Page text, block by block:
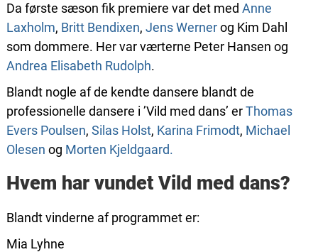
Da første sæson fik premiere var det med Anne
Laxholm, Britt Bendixen, Jens Wernerog Kim Dahl
som dommere. Her var værterne Peter Hansen og
Andrea Elisabeth Rudolph.
Blandt nogle af de kendte dansere blandt de
professionelle dansere i ’Vild med dans’ erThomas
Evers Poulsen, Silas Holst, Karina Frimodt, Michael
Olesen og Morten Kjeldgaard.
Hvem har vundet Vild med dans?
Blandt vinderne af programmet er:
Mia Lyhne